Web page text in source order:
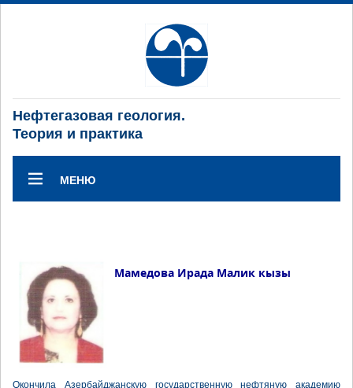
Нефтегазовая геология.
Теория и практика
МЕНЮ
Мамедова Ирада Малик кызы
Окончила Азербайджанскую государственную нефтяную академию